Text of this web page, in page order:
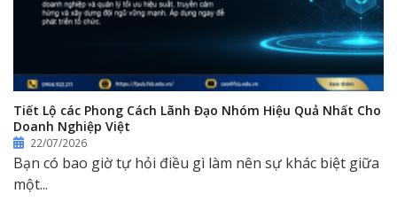
Tiết Lộ các Phong Cách Lãnh Đạo Nhóm Hiệu Quả Nhất Cho
Doanh Nghiệp Việt
22/07/2026
Bạn có bao giờ tự hỏi điều gì làm nên sự khác biệt giữa
một...